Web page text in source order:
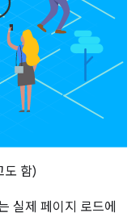
도 함)
실제 페이지 로드에